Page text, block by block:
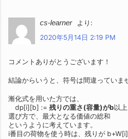
cs-learner
より:
2020年5月14日 2:19 PM
コメントありがとうございます！
結論からいうと、符号は間違っていま
漸化式を用いた方では、
dp[i][b] :=残りの重さ(容量)がb以
選び方で、最大となる価値の総和
というように考えています。
i番目の荷物を使う時は、残りが